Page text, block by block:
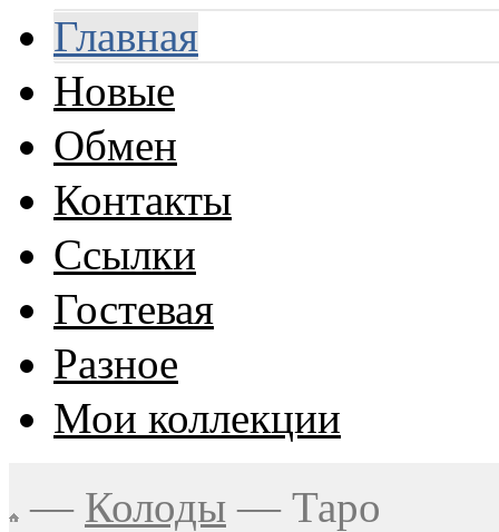
Главная
Новые
Обмен
Контакты
Ссылки
Гостевая
Разное
Мои коллекции
— Колоды — Таро